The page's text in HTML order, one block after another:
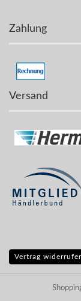
Zahlung
Versand
Vertrag